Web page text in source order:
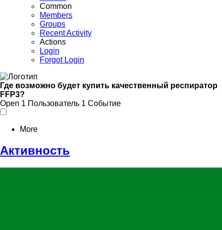
Common
Members
Groups
Recent Activity
Actions
Login
Forgot Login
Где возможно будет купить качественный респиратор
FFP3?
Open 1 Пользователь 1 Событие
More
Активность